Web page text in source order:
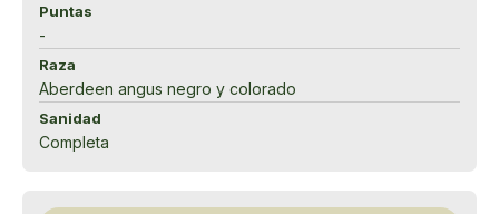
Puntas
-
Raza
Aberdeen angus negro y colorado
Sanidad
Completa